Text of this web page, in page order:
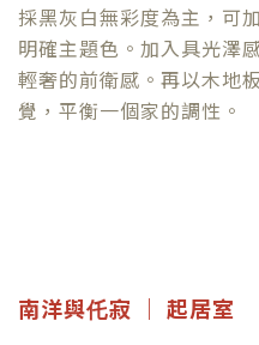
採黑灰白無彩度為主，可
明確主題色。加入具光澤
輕奢的前衛感。再以木地
覺，平衡一個家的調性。
南洋與仛寂 ｜ 起居室